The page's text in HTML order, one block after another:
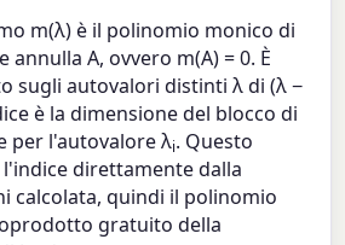
m(λ) è il polinomio monico di
A, ovvero m(A) = 0. È
sugli autovalori distinti λ di (λ −
è la dimensione del blocco di
per l'autovalore λi. Questo
direttamente dalla
calcolata, quindi il polinomio
gratuito della